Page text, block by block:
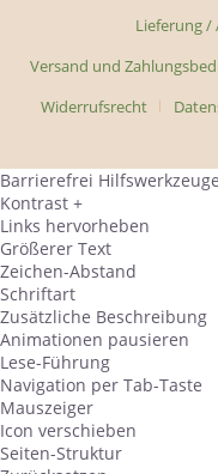
Lieferung /
Versand und
Widerrufsrecht
Barrierefrei Hilfswerkzeuge
Kontrast +
Links hervorheben
Größerer Text
Zeichen-Abstand
Schriftart
Zusätzliche Beschreibung
Animationen pausieren
Lese-Führung
Navigation per Tab-Taste
Mauszeiger
Icon verschieben
Seiten-Struktur